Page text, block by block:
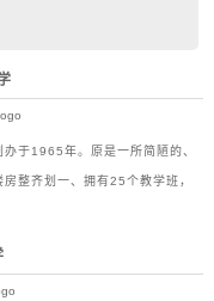
于1965年。原是一所简陋的、
整齐划一、拥有25个教学班，